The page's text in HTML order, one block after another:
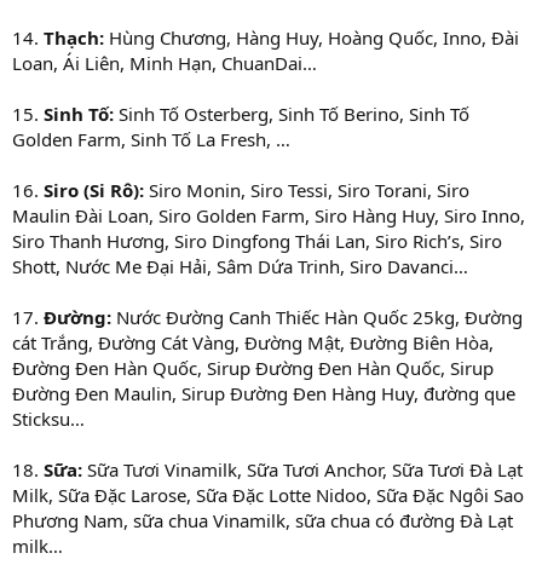
14. Thạch: Hùng Chương, Hàng Huy, Hoàng Quốc, Inno, Đài
Loan, Ái Liên, Minh Hạn, ChuanDai…
15. Sinh Tố: Sinh Tố Osterberg, Sinh Tố Berino, Sinh Tố
Golden Farm, Sinh Tố La Fresh, …
16. Siro (Si Rô): Siro Monin, Siro Tessi, Siro Torani, Siro
Maulin Đài Loan, Siro Golden Farm, Siro Hàng Huy, Siro Inno,
Siro Thanh Hương, Siro Dingfong Thái Lan, Siro Rich’s, Siro
Shott, Nước Me Đại Hải, Sâm Dứa Trinh, Siro Davanci…
17. Đường: Nước Đường Canh Thiếc Hàn Quốc 25kg, Đường
cát Trắng, Đường Cát Vàng, Đường Mật, Đường Biên Hòa,
Đường Đen Hàn Quốc, Sirup Đường Đen Hàn Quốc, Sirup
Đường Đen Maulin, Sirup Đường Đen Hàng Huy, đường que
Sticksu…
18. Sữa: Sữa Tươi Vinamilk, Sữa Tươi Anchor, Sữa Tươi Đà Lạt
Milk, Sữa Đặc Larose, Sữa Đặc Lotte Nidoo, Sữa Đặc Ngôi Sao
Phương Nam, sữa chua Vinamilk, sữa chua có đường Đà Lạt
milk…